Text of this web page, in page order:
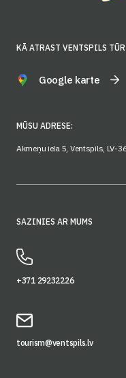
KĀ ATRAST VENTSPILS
Google karte
MŪSU ADRESE:
Akmeņu iela 5, Ventspils, LV-
SAZINIES AR MUMS
+371 29232226
tourism@ventspils.lv